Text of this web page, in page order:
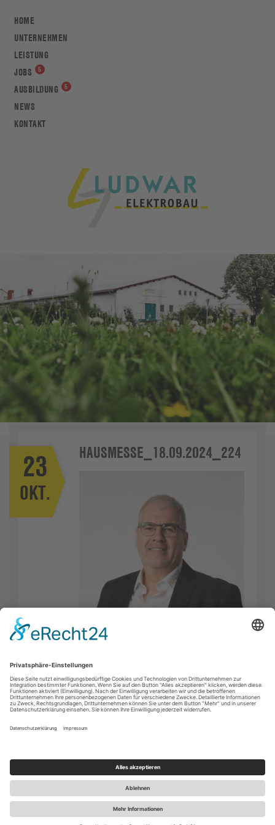
HOME
UNTERNEHMEN
LEISTUNG
JOBS
AUSBILDUNG
NEWS
KONTAKT
HAUSMESSE_18.09.2024_224
23
OKT.
FACEBOOK INSTAGRAM
YOUTUBE
DATENSCHUTZ COOKIE-EINSTELLUNGEN